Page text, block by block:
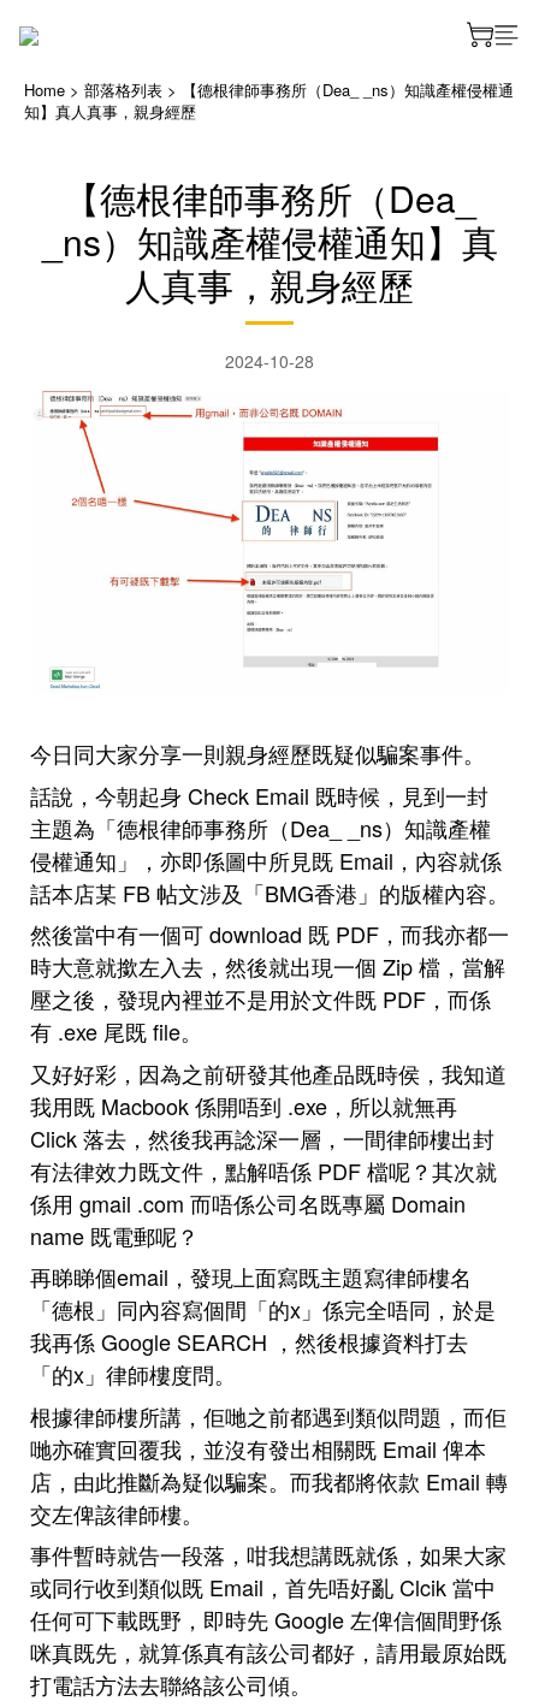
Home > 部落格列表 >
【德根律師事務所（Dea_ _ns）知識產權侵權通
知】真人真事，親身經歷
【德根律師事務所（Dea_
_ns）知識產權侵權通知】真
人真事，親身經歷
2024-10-28
今日同大家分享一則親身經歷既疑似騙案事件。
話說，今朝起身 Check Email 既時候，見到一封
主題為「德根律師事務所（Dea_ _ns）知識產權
侵權通知」，亦即係圖中所見既 Email，內容就係
話本店某 FB 帖文涉及「BMG香港」的版權內容。
然後當中有一個可 download 既 PDF，而我亦都一
時大意就撳左入去，然後就出現一個 Zip 檔，當解
壓之後，發現內裡並不是用於文件既 PDF，而係
有 .exe 尾既 file。
又好好彩，因為之前研發其他產品既時侯，我知道
我用既 Macbook 係開唔到 .exe，所以就無再
Click 落去，然後我再諗深一層，一間律師樓出封
有法律效力既文件，點解唔係 PDF 檔呢？其次就
係用 gmail .com 而唔係公司名既專屬 Domain
name 既電郵呢？
再睇睇個email，發現上面寫既主題寫律師樓名
「德根」同內容寫個間「的x」係完全唔同，於是
我再係 Google SEARCH ，然後根據資料打去
「的x」律師樓度問。
根據律師樓所講，佢哋之前都遇到類似問題，而佢
哋亦確實回覆我，並沒有發出相關既 Email 俾本
店，由此推斷為疑似騙案。而我都將依款 Email 轉
交左俾該律師樓。
事件暫時就告一段落，咁我想講既就係，如果大家
或同行收到類似既 Email，首先唔好亂 Clcik 當中
任何可下載既野，即時先 Google 左俾信個間野係
咪真既先，就算係真有該公司都好，請用最原始既
打電話方法去聯絡該公司傾。